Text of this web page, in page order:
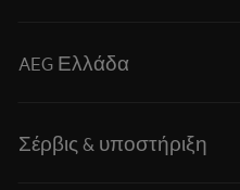
AEG Ελλάδα
Σέρβις & υποστήριξη